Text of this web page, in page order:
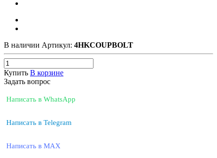
В наличии Артикул: 4HKCOUPBOLT
Купить В корзине
Задать вопрос
Написать в WhatsApp
Написать в Telegram
Написать в MAX